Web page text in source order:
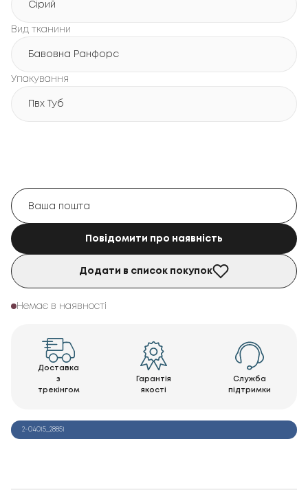
Сірий
Вид тканини
Бавовна Ранфорс
Упакування
Пвх Туб
Повідомити про наявність
Додати в список покупок
Немає в наявності
Доставка
з
трекінгом
Гарантія
якості
Служба
підтримки
2-04015_28851